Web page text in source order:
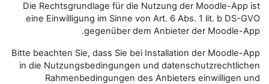
Die Rechtsgrundlage für die
eine Einwilligung im Sinne von
gegenüber dem
Bitte beachten Sie, dass Sie bei
in die Nutzungsbedingungen
Rahmenbedingungen des